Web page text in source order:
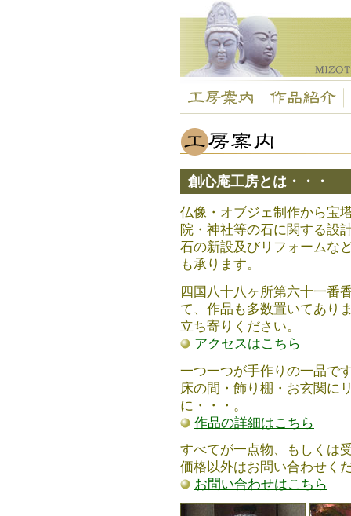
創心庵工房とは・・・
仏像・オブジェ制作から宝
院・神社等の石に関する設
石の新設及びリフォームな
も承ります。
四国八十八ヶ所第六十一番
て、作品も多数置いてあり
立ち寄りください。
アクセスはこちら
一つ一つが手作りの一品で
床の間・飾り棚・お玄関に
に・・・。
作品の詳細はこちら
すべてが一点物、もしくは
価格以外はお問い合わせく
お問い合わせはこちら